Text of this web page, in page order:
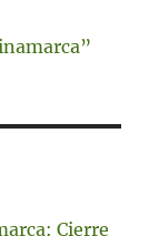
Cierre